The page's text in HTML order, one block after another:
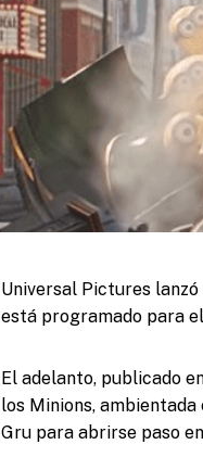
Universal Pictures
está programado para
El adelanto, publicado
los Minions, ambientada
Gru para abrirse paso